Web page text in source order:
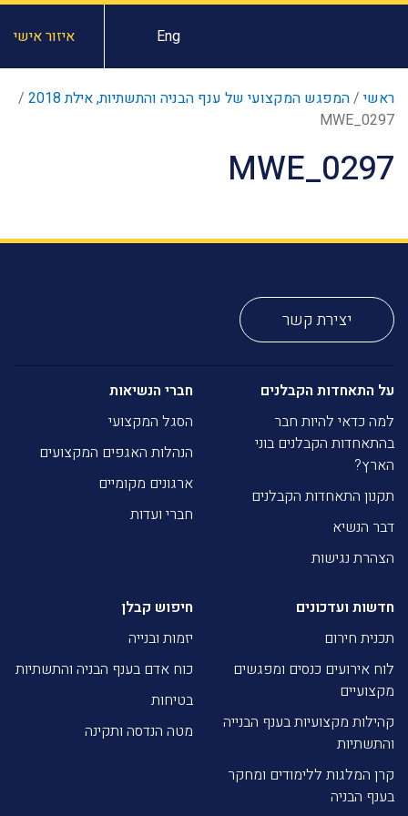
Eng איזור אישי
ראשי /המפגש המקצועי של ענף הבניה והתשתיות, אילת 2018
/
MWE_0297
MWE_0297
יצירת קשר
על התאחדות הקבלנים
למה כדאי להיות חבר
בהתאחדות הקבלנים בוני
הארץ?
תקנון התאחדות הקבלנים
דבר הנשיא
הצהרת נגישות
חברי הנשיאות
הסגל המקצועי
הנהלות האגפים המקצועים
ארגונים מקומיים
חברי ועדות
חדשות ועדכונים
תכנית חירום
לוח אירועים כנסים ומפגשים
מקצועיים
קהילות מקצועיות בענף הבנייה
והתשתיות
קרן המלגות ללימודים ומחקר
בענף הבניה
חיפוש קבלן
יזמות ובנייה
כוח אדם בענף הבניה והתשתיות
בטיחות
מטה הנדסה ותקינה